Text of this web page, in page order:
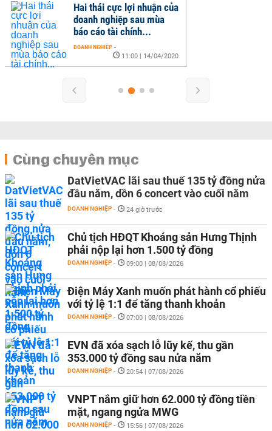
Hai thái cực lợi nhuận của
doanh nghiệp sau mùa
báo cáo tài chính...
DOANH NGHIỆP -
11:00 | 14/04/2020
Cùng chuyên mục
DatVietVAC lãi sau thuế 135 tỷ đồng nửa
đầu năm, dồn 6 concert vào cuối năm
DOANH NGHIỆP - 24 giờ trước
Chủ tịch HĐQT Khoáng sản Hưng Thịnh
phải nộp lại hơn 1.500 tỷ đồng
DOANH NGHIỆP - 09:00 | 08/08/2026
Điện Máy Xanh muốn phát hành cổ phiếu
với tỷ lệ 1:1 để tăng thanh khoản
DOANH NGHIỆP - 07:00 | 08/08/2026
EVN đã xóa sạch lỗ lũy kế, thu gần
353.000 tỷ đồng sau nửa năm
DOANH NGHIỆP - 20:54 | 07/08/2026
VNPT nắm giữ hơn 62.000 tỷ đồng tiền
mặt, ngang ngửa MWG
DOANH NGHIỆP - 15:56 | 07/08/2026